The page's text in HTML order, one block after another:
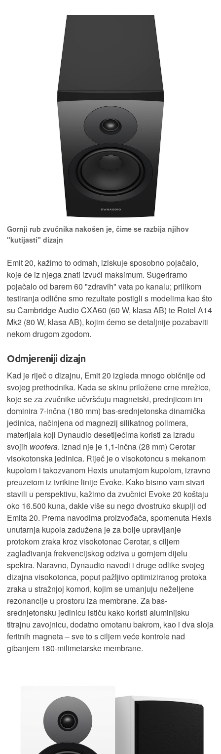
Gornji rub zvučnika nakošen je, čime se razbija njihov
"kutijasti" dizajn
Emit 20, kažimo to odmah, iziskuje sposobno pojačalo,
koje će iz njega znati izvući maksimum. Sugeriramo
pojačalo od barem 60 "zdravih" vata po kanalu; prilikom
testiranja odlične smo rezultate postigli s modelima kao što
su Cambridge Audio CXA60 (60 W, klasa AB) te Rotel A14
Mk2 (80 W, klasa AB), kojim ćemo se detaljnije pozabaviti
nekom drugom zgodom.
Odmjereniji dizajn
Kad je riječ o dizajnu, Emit 20 izgleda mnogo običnije od
svojeg prethodnika. Kada se skinu priložene crne mrežice,
koje se za zvučnike učvršćuju magnetski, prednjicom im
dominira 7-inčna (180 mm) bas-srednjetonska dinamička
jedinica, načinjena od magnezij silikatnog polimera,
materijala koji Dynaudio desetljećima koristi za izradu
svojih woofera. Iznad nje je 1,1-inčna (28 mm) Cerotar
visokotonska jedinica. Riječ je o visokotoncu s mekanom
kupolom i takozvanom Hexis unutarnjom kupolom, izravno
preuzetom iz tvrtkine linije Evoke. Kako bismo vam stvari
stavili u perspektivu, kažimo da zvučnici Evoke 20 koštaju
oko 16.500 kuna, dakle više su nego dvostruko skuplji od
Emita 20. Prema navodima proizvođača, spomenuta Hexis
unutarnja kupola zadužena je za bolje upravljanje
protokom zraka kroz visokotonac Cerotar, s ciljem
zaglađivanja frekvencijskog odziva u gornjem dijelu
spektra. Naravno, Dynaudio navodi i druge odlike svojeg
dizajna visokotonca, poput pažljivo optimiziranog protoka
zraka u stražnjoj komori, kojim se umanjuju neželjene
rezonancije u prostoru iza membrane. Za bas-
srednjetonsku jedinicu ističu kako koristi aluminijsku
titrajnu zavojnicu, dodatno omotanu bakrom, kao i dva sloja
feritnih magneta – sve to s ciljem veće kontrole nad
gibanjem 180-milimetarske membrane.